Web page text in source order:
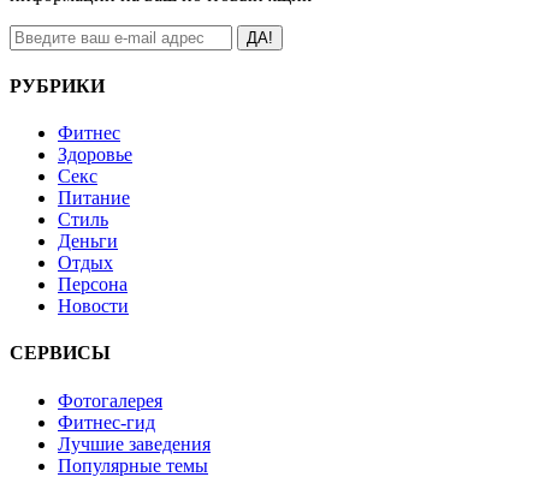
ДА!
РУБРИКИ
Фитнес
Здоровье
Секс
Питание
Стиль
Деньги
Отдых
Персона
Новости
СЕРВИСЫ
Фотогалерея
Фитнес-гид
Лучшие заведения
Популярные темы